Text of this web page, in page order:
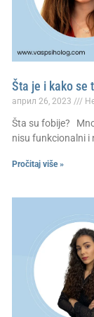
Šta je i kako se
април 26, 2023
Šta su fobije?
nisu funkcionalni i
Pročitaj više »